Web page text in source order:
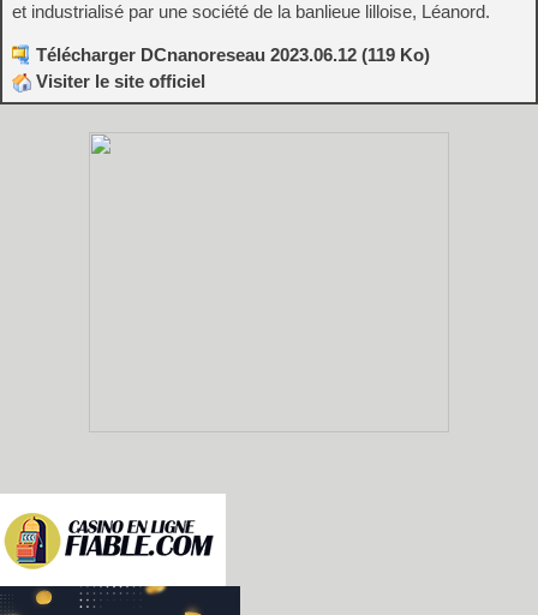
et industrialisé par une société de la banlieue lilloise, Léanord.
Télécharger DCnanoreseau 2023.06.12 (119 Ko)
Visiter le site officiel